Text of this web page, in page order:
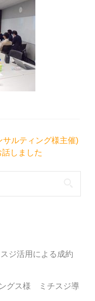
サルティング様主催)
しました
ジ活用による成約
グス様 ミチスジ導